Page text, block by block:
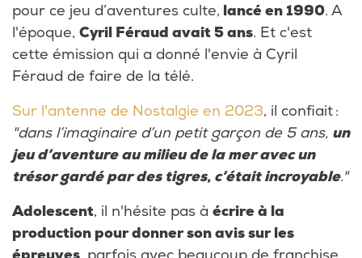
pour ce jeu d’aventures culte, lancé en 1990. A
l'époque, Cyril Féraud avait 5 ans. Et c'est
cette émission qui a donné l'envie à Cyril
Féraud de faire de la télé.
Sur l'antenne de Nostalgie en 2023, il confiait :
"dans l’imaginaire d’un petit garçon de 5 ans, un
jeu d’aventure au milieu de la mer avec un
trésor gardé par des tigres, c’était incroyable."
Adolescent, il n'hésite pas à écrire à la
production pour donner son avis sur les